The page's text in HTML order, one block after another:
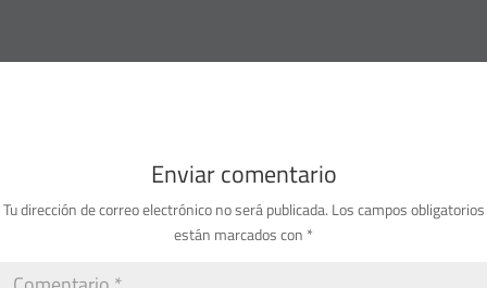
Enviar comentario
Tu dirección de correo electrónico no será publicada. Los campos obligatorios
están marcados con *